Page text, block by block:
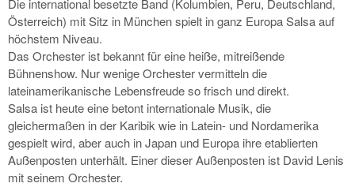
Die international besetzte Band (Kolumbien, Peru, Deutschland,
Österreich) mit Sitz in München spielt in ganz Europa Salsa auf
höchstem Niveau.
Das Orchester ist bekannt für eine heiße, mitreißende
Bühnenshow. Nur wenige Orchester vermitteln die
lateinamerikanische Lebensfreude so frisch und direkt.
Salsa ist heute eine betont internationale Musik, die
gleichermaßen in der Karibik wie in Latein- und Nordamerika
gespielt wird, aber auch in Japan und Europa ihre etablierten
Außenposten unterhält. Einer dieser Außenposten ist David Lenis
mit seinem Orchester.